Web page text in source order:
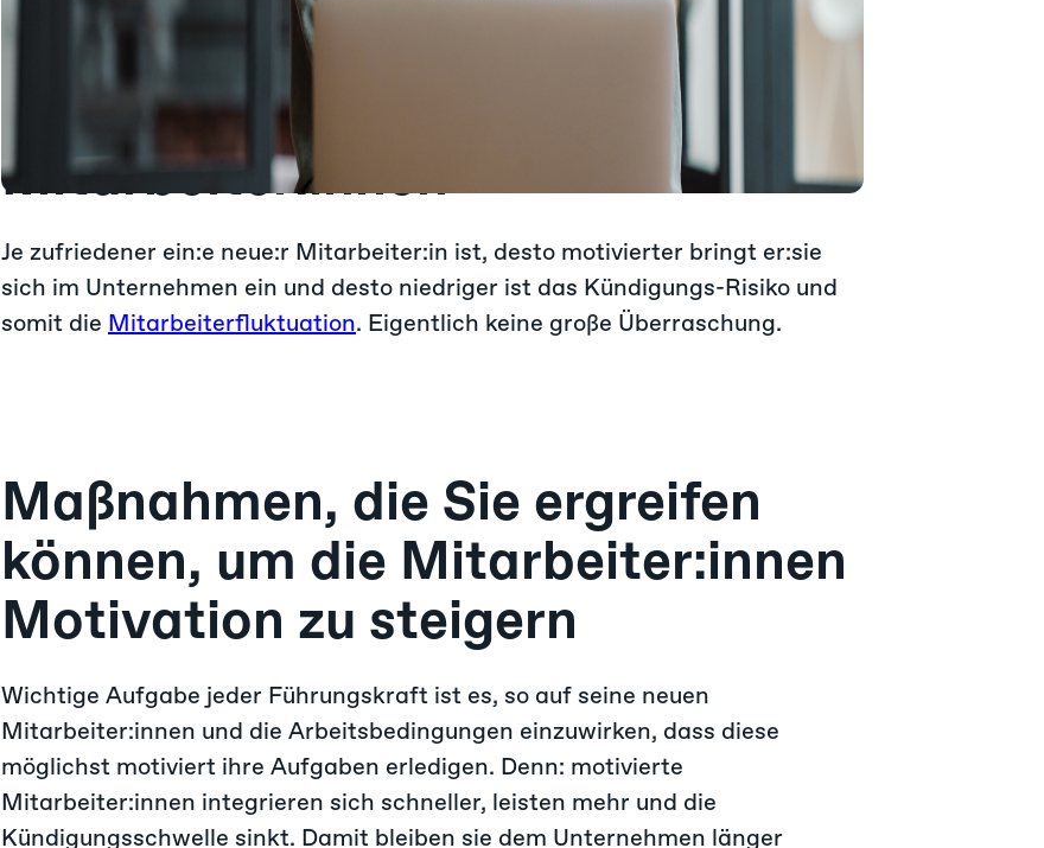
Professionelles Onboarding
steigert die Motivation der
Mitarbeiter:innen
Je zufriedener ein:e neue:r Mitarbeiter:in ist, desto motivierter bringt er:sie
sich im Unternehmen ein und desto niedriger ist das Kündigungs-Risiko und
somit die Mitarbeiterfluktuation. Eigentlich keine große Überraschung.
Maßnahmen, die Sie ergreifen
können, um die Mitarbeiter:innen
Motivation zu steigern
Wichtige Aufgabe jeder Führungskraft ist es, so auf seine neuen
Mitarbeiter:innen und die Arbeitsbedingungen einzuwirken, dass diese
möglichst motiviert ihre Aufgaben erledigen. Denn: motivierte
Mitarbeiter:innen integrieren sich schneller, leisten mehr und die
Kündigungsschwelle sinkt. Damit bleiben sie dem Unternehmen länger